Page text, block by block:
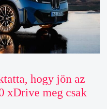
hogy jön az
xDrive meg csak